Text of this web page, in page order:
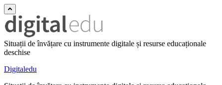
Situații de învățare cu instrumente digitale și resurse educaționale
deschise
Digitaledu